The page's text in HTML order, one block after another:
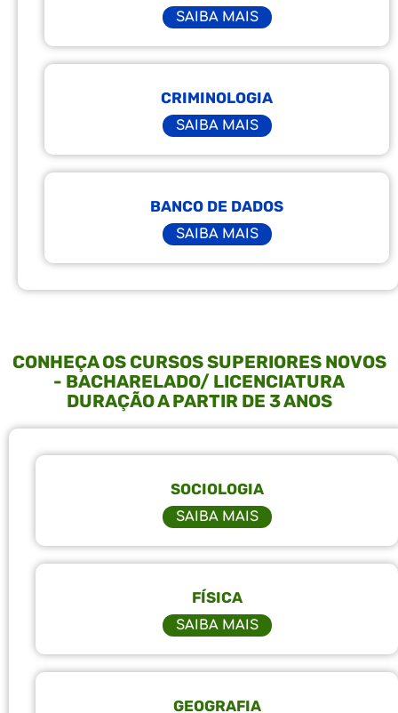
SAIBA MAIS
BANCO DE DADOS
SAIBA MAIS
CRIMINOLOGIA
SAIBA MAIS
CONHEÇA OS CURSOS SUPERIORES NOVOS
- BACHARELADO/ LICENCIATURA
DURAÇÃO A PARTIR DE 3 ANOS
GEOGRAFIA
SAIBA MAIS
FÍSICA
SAIBA MAIS
SOCIOLOGIA